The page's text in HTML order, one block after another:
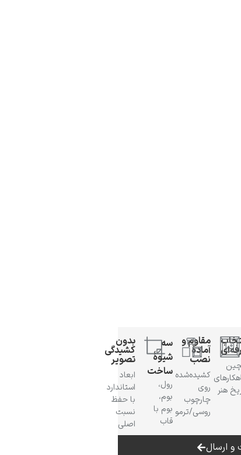
هنر
مقاوم و
آمادهٔ
نصب
کشیده‌شده
روی
چارچوب
روسی/ترمو
سه
شیوهٔ
ساخت
رول،
بوم،
بوم با
قاب
بدون
کشیدگی
تصویر
ابعاد
استاندارد
با حفظ
نسبت
اصلی
ارسال